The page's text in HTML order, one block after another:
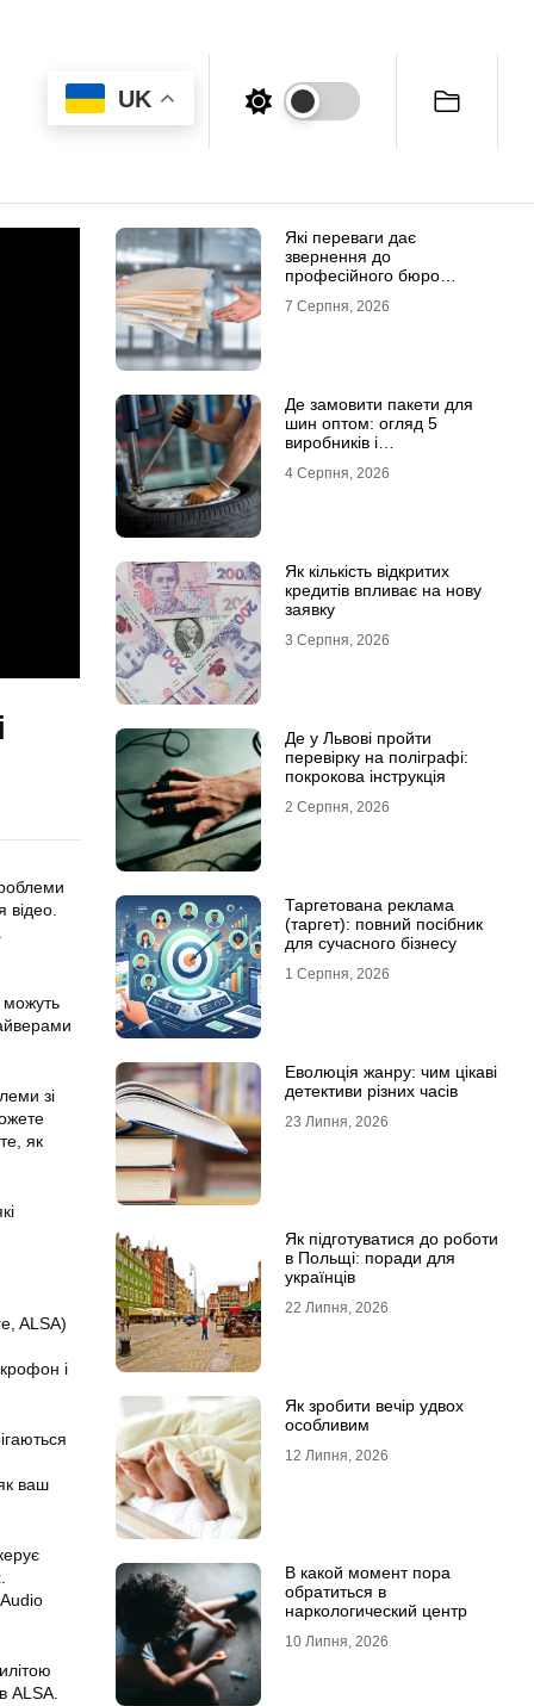
UK
відео.
можуть
зі
як
ALSA)
і
ваш
ALSA.
Які переваги дає
звернення до
професійного бюро
7 Серпня, 2026
Де замовити пакети для
шин оптом: огляд 5
виробників і
4 Серпня, 2026
Як кількість відкритих
кредитів впливає на нову
заявку
3 Серпня, 2026
Де у Львові пройти
перевірку на поліграфі:
покрокова інструкція
2 Серпня, 2026
Таргетована реклама
(таргет): повний посібник
для сучасного бізнесу
1 Серпня, 2026
Еволюція жанру: чим цікаві
детективи різних часів
23 Липня, 2026
Як підготуватися до роботи
в Польщі: поради для
українців
22 Липня, 2026
Як зробити вечір удвох
особливим
12 Липня, 2026
В какой момент пора
обратиться в
наркологический центр
10 Липня, 2026